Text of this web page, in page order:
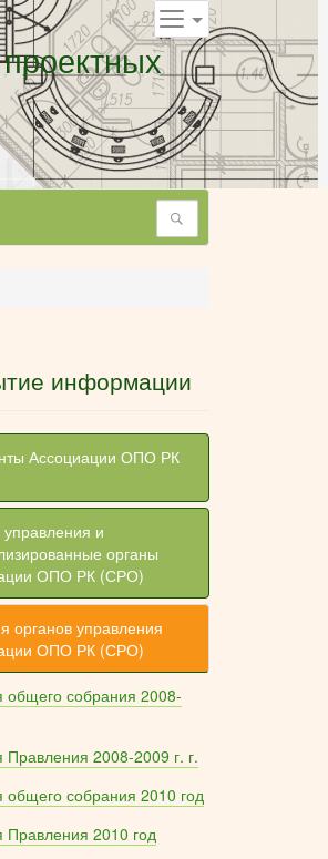
Поиск
информации
Ассоциации ОПО РК
и
органы
ОПО РК (СРО)
органов управления
ОПО РК (СРО)
общего собрания 2008-
2008-2009 г. г.
общего собрания 2010 год
Правления 2010 год